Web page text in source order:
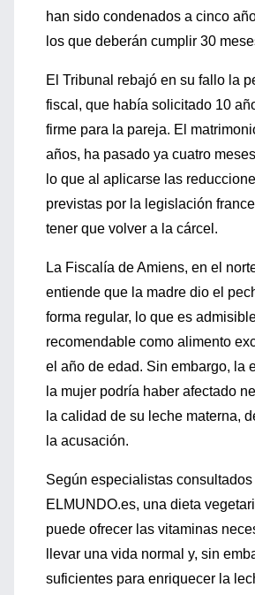
han sido condenados a cinco
los que deberán cumplir 30
El Tribunal rebajó en su fallo la
fiscal, que había solicitado 10
firme para la pareja. El
años, ha pasado ya cuatro
lo que al aplicarse las
previstas por la legislación
tener que volver a la cárcel.
La Fiscalía de Amiens, en el
entiende que la madre dio el
forma regular, lo que es
recomendable como alimento
el año de edad. Sin embargo, la
la mujer podría haber afectado
la calidad de su leche materna,
la acusación.
Según especialistas consultados
ELMUNDO.es, una dieta
puede ofrecer las vitaminas
llevar una vida normal y, sin
suficientes para enriquecer la